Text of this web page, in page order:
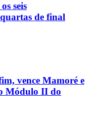
seis
de final
vence Mamoré e
Módulo II do